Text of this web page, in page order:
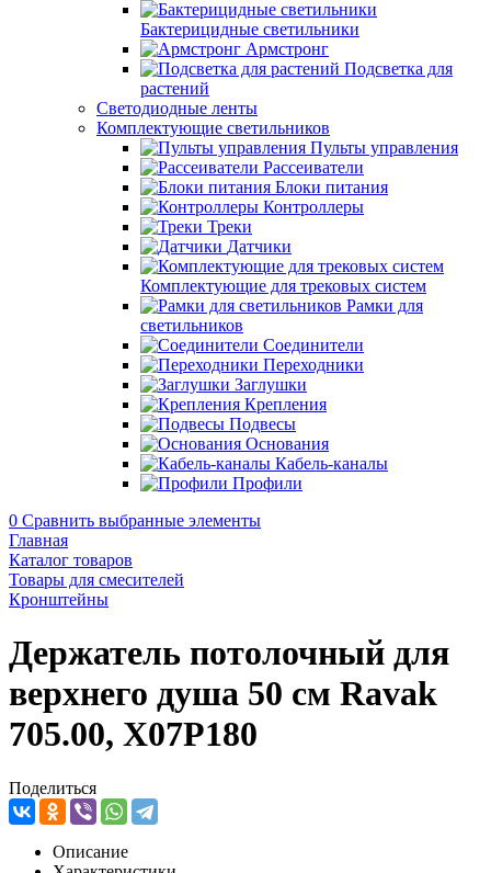
Бактерицидные светильники
Армстронг
Подсветка для
растений
Светодиодные ленты
Комплектующие светильников
Пульты управления
Рассеиватели
Блоки питания
Контроллеры
Треки
Датчики
Комплектующие для трековых систем
Рамки для
светильников
Соединители
Переходники
Заглушки
Крепления
Подвесы
Основания
Кабель-каналы
Профили
0 Сравнить выбранные элементы
Главная
Каталог товаров
Товары для смесителей
Кронштейны
Держатель потолочный для
верхнего душа 50 см Ravak
705.00, X07P180
Поделиться
Описание